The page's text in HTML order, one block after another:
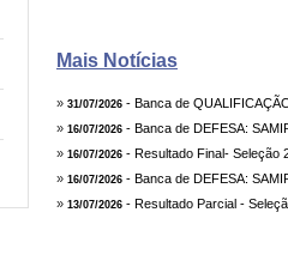
Mais Notícias
» 31/07/2026 - Banca de
» 16/07/2026 - Banca de DEFESA:
» 16/07/2026 - Resultado Final- Seleção
» 16/07/2026 - Banca de DEFESA:
» 13/07/2026 - Resultado Parcial -